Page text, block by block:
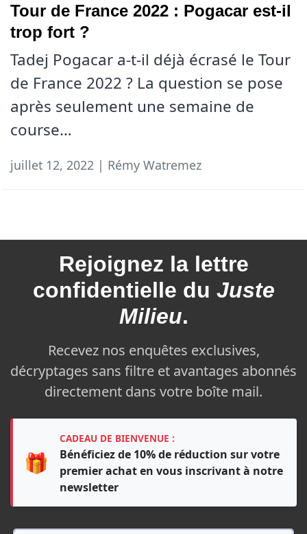
Tour de France 2022 : Pogacar est-il
trop fort ?
Tadej Pogacar a-t-il déjà écrasé le Tour
de France 2022 ? La question se pose
après seulement une semaine de
course…
juillet 12, 2022 | Rémy Watremez
Rejoignez la lettre
confidentielle du Juste
Milieu.
Recevez nos enquêtes exclusives,
décryptages sans filtre et avantages abonnés
directement dans votre boîte mail.
🎁
CADEAU DE BIENVENUE :
Bénéficiez de 10% de réduction sur votre
premier achat en vous inscrivant à notre
newsletter